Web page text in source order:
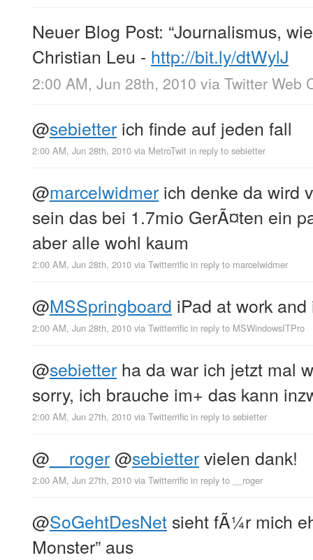
Neuer Blog Post: “Journalismus,
Christian Leu - http://bit.ly/dtWylJ
2:00 AM, Jun 28th, 2010 via Twitter Web
@sebietter ich finde auf jeden fall
2:00 AM, Jun 28th, 2010 via MetroTwit in reply to sebietter
@marcelwidmer ich denke da wird
sein das bei 1.7mio GerÃ¤ten ein
aber alle wohl kaum
2:00 AM, Jun 28th, 2010 via Twitterrific in reply to marcelwidmer
@MSSpringboard iPad at work
2:00 AM, Jun 28th, 2010 via Twitterrific in reply to MSWindowsITPro
@sebietter ha da war ich jetzt mal
sorry, ich brauche im+ das kann
2:00 AM, Jun 27th, 2010 via Twitterrific in reply to sebietter
@ __roger@sebiettervielen dank!
2:00 AM, Jun 27th, 2010 via Twitterrific in reply to __roger
@SoGehtDesNet sieht fÃ¼r mich
Monster” aus